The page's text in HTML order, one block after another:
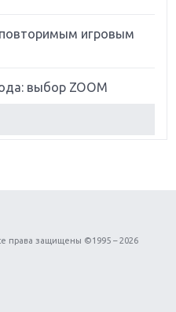
игровым
выбор ZOOM
вершина эволюции
Spider-Man и
права защищены ©1995 – 2026